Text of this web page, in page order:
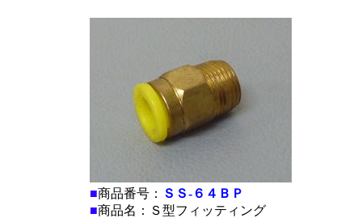
■商品番号： ＳＳ-６４ＢＰ
■商品名：Ｓ型フィッティング